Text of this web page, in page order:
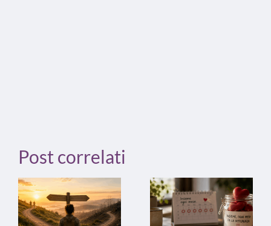
Post correlati